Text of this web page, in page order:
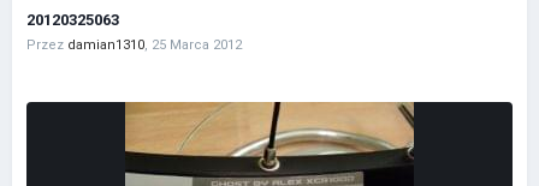
20120325063
Przez damian1310, 25 Marca 2012